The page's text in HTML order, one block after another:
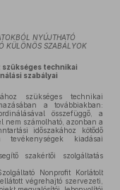
NYÚJTHATÓ
KÜLÖNÖS SZABÁLYOK
szükséges technikai
szabályai
szükséges technikai
a továbbiakban:
összefüggő, a
nem számolható, azonban a
időszakához kötődő
tevékenységek kiadásai
szakértői szolgáltatás
Nonprofit Korlátolt
végrehajtó szervezeti,